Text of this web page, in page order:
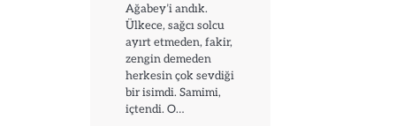
Ağabey’i andık.
Ülkece, sağcı solcu
ayırt etmeden, fakir,
zengin demeden
herkesin çok sevdiği
bir isimdi. Samimi,
içtendi. O…